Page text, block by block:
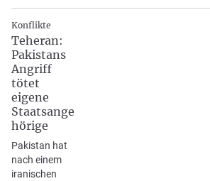
Konflikte
Teheran:
Pakistans
Angriff
tötet
eigene
Staatsange
hörige
Pakistan hat
nach einem
iranischen